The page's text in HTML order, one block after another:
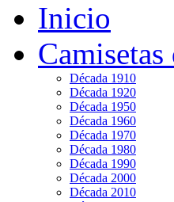
Inicio
Década 1910
Década 1920
Década 1950
Década 1960
Década 1970
Década 1980
Década 1990
Década 2000
Década 2010